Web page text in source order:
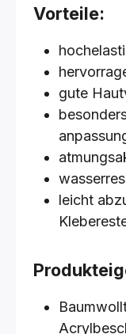
Vorteile:
gute
leicht